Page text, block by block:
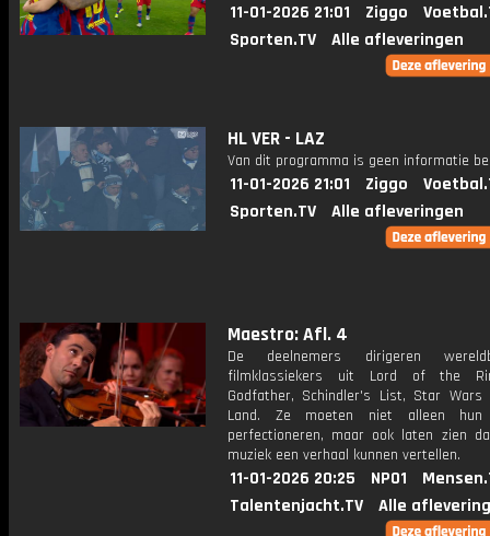
11-01-2026 21:01 Ziggo
Sporten.TV
Alle afleveringen
HL VER - LAZ
Van dit programma is geen informatie
11-01-2026 21:01 Ziggo
Sporten.TV
Alle afleveringen
Maestro: Afl. 4
De deelnemers dirigeren
filmklassiekers uit Lord of the
Godfather, Schindler's List, Star
Land. Ze moeten niet alleen hun
perfectioneren, maar ook laten zien
muziek een verhaal kunnen vertellen.
11-01-2026 20:25 NPO1
Talentenjacht.TV
Alle